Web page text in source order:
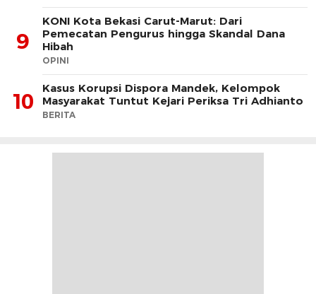
9
KONI Kota Bekasi Carut-Marut: Dari
Pemecatan Pengurus hingga Skandal Dana
Hibah
OPINI
10
Kasus Korupsi Dispora Mandek, Kelompok
Masyarakat Tuntut Kejari Periksa Tri Adhianto
BERITA